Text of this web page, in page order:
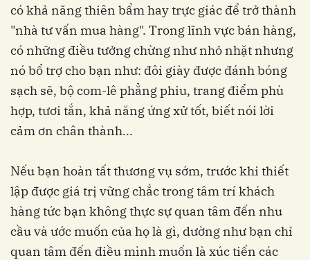
có khả năng thiên bẩm hay trực giác để trở thành
"nhà tư vấn mua hàng". Trong lĩnh vực bán hàng,
có những điều tưởng chừng như nhỏ nhặt nhưng
nó bổ trợ cho bạn như: đôi giày được đánh bóng
sạch sẽ, bộ com-lê phẳng phiu, trang điểm phù
hợp, tươi tắn, khả năng ứng xử tốt, biết nói lời
cảm ơn chân thành...
Nếu bạn hoàn tất thương vụ sớm, trước khi thiết
lập được giá trị vững chắc trong tâm trí khách
hàng tức bạn không thực sự quan tâm đến nhu
cầu và ước muốn của họ là gì, dường như bạn chỉ
quan tâm đến điều mình muốn là xúc tiến các